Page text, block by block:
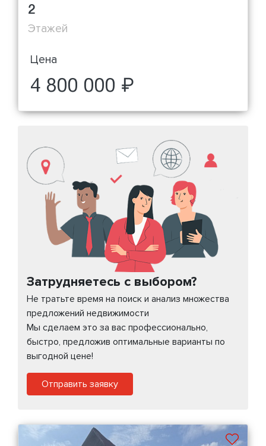
2
Этажей
Цена
4 800 000 ₽
Затрудняетесь с выбором?
Не тратьте время на поиск и анализ множества
предложений недвижимости
Мы сделаем это за вас профессионально,
быстро, предложив оптимальные варианты по
выгодной цене!
Отправить заявку